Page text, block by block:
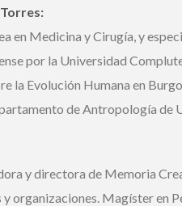
en Medicina y Cirugía, y
por la Universidad
la Evolución Humana en
de Antropología de
y directora de Memoria
organizaciones. Magíster en